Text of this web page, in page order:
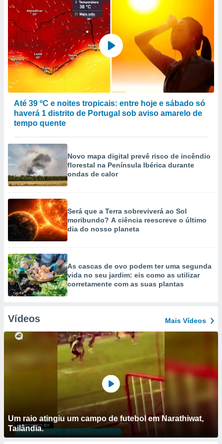
Até 39 ºC e noites tropicais: entre hoje e sábado só
haverá 1 distrito de Portugal sob aviso amarelo de
tempo quente
Novo mapa digital prevê risco de incêndio
florestal na Península Ibérica durante
ondas de calor
Será que a Terra sobreviverá ao Sol
moribundo? A ciência reescreve o último
dia do nosso planeta
As cascas de ovo podem ter uma segunda
vida no seu jardim: eis como as utilizar
corretamente com as suas plantas
Vídeos Mais Vídeos
Um raio atingiu um campo de futebol em Narathiwat,
Tailândia.